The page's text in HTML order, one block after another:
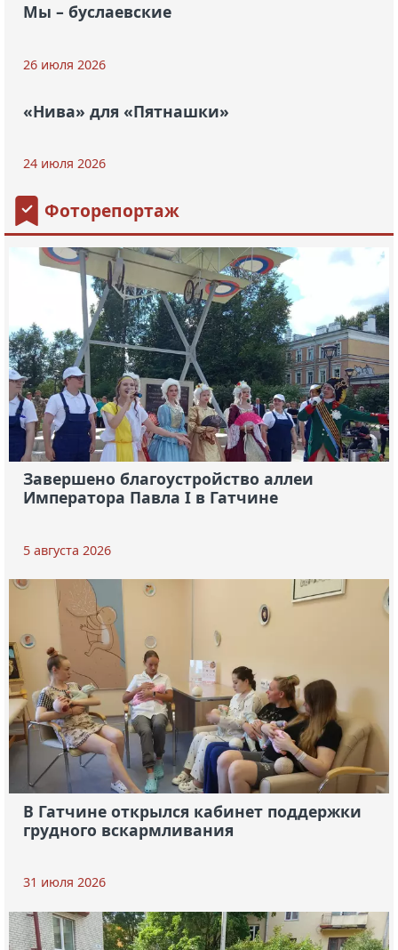
Мы – буслаевские
26 июля 2026
«Нива» для «Пятнашки»
24 июля 2026
Фоторепортаж
Завершено благоустройство аллеи
Императора Павла I в Гатчине
5 августа 2026
В Гатчине открылся кабинет поддержки
грудного вскармливания
31 июля 2026